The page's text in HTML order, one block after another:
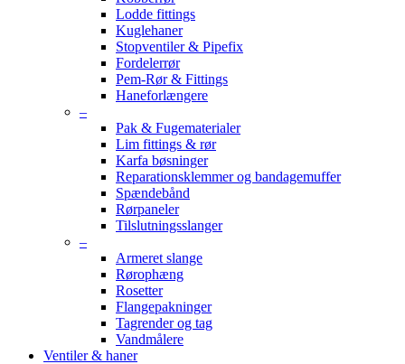
Lodde fittings
Kuglehaner
Stopventiler & Pipefix
Fordelerrør
Pem-Rør & Fittings
Haneforlængere
–
Pak & Fugematerialer
Lim fittings & rør
Karfa bøsninger
Reparationsklemmer og bandagemuffer
Spændebånd
Rørpaneler
Tilslutningsslanger
–
Armeret slange
Rørophæng
Rosetter
Flangepakninger
Tagrender og tag
Vandmålere
Ventiler & haner